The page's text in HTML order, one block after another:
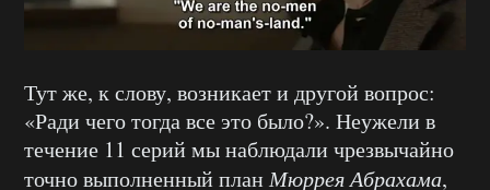
Тут же, к слову, возникает и другой вопрос:
«Ради чего тогда все это было?». Неужели в
течение 11 серий мы наблюдали чрезвычайно
точно выполненный план Мюррея Абрахама,